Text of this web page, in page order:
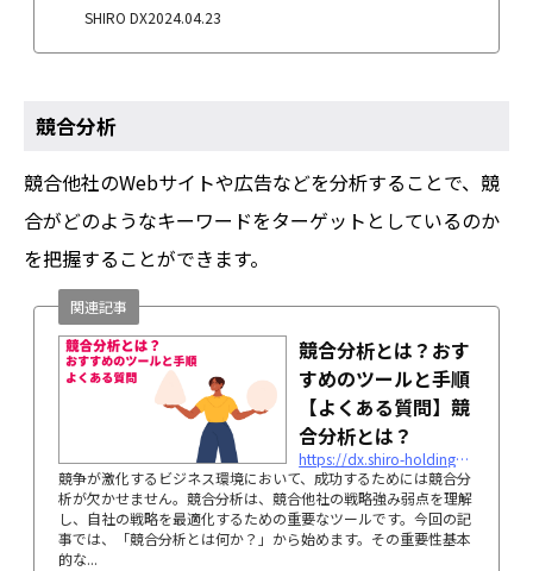
SHIRO DX2024.04.23
競合分析
競合他社のWebサイトや広告などを分析することで、競
合がどのようなキーワードをターゲットとしているのか
を把握することができます。
競合分析とは？おす
すめのツールと手順
【よくある質問】競
合分析とは？
https://dx.shiro-holdings.co.jp/p207
競争が激化するビジネス環境において、成功するためには競合分
析が欠かせません。競合分析は、競合他社の戦略強み弱点を理解
し、自社の戦略を最適化するための重要なツールです。今回の記
事では、「競合分析とは何か？」から始めます。その重要性基本
的な...
関連記事